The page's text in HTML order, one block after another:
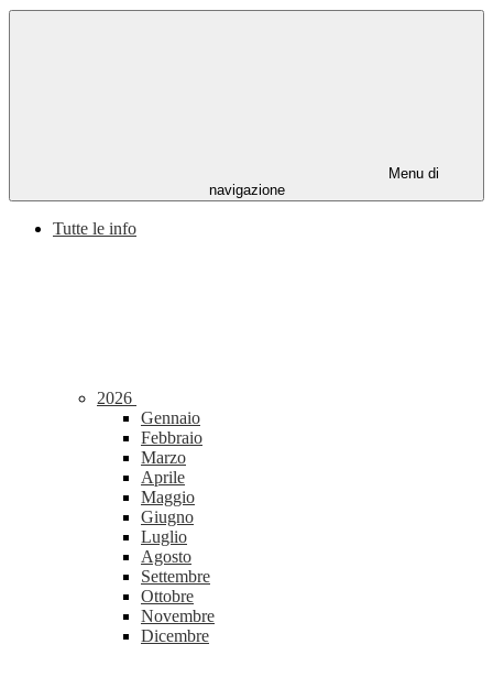
Menu di
navigazione
Tutte le info
2026
Gennaio
Febbraio
Marzo
Aprile
Maggio
Giugno
Luglio
Agosto
Settembre
Ottobre
Novembre
Dicembre